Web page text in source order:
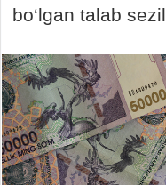
bo‘lgan talab